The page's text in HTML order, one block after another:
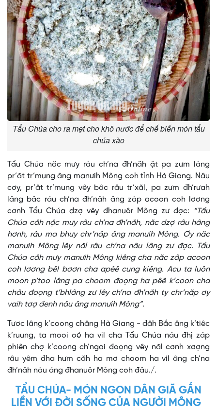
Tẩu Chúa cho ra mẹt cho khô nước để chế biến món tẩu
chúa xào
Tẩu Chúa năc mưy râu ch’na đh’năh ặt pa zưm lâng
pr’ăt tr’mung âng manưih Mông coh tỉnh Hà Giang. Nâu
cơy, pr’ăt tr’mung vêy bâc râu tr’xăl, pa zưm đh’rưah
lâng bâc râu ch’na đh’năh âng zâp acoon coh lơơng
cơnh Tẩu Chúa dzợ vêy đhanuôr Mông zư đợc:
“Tẩu
Chúa căh nặc mưy râu ch’na đh’năh, năc dzợ râu hâng
hơnh, râu ma bhưy chr’năp âng manưih Mông. Ơy năc
manưih Mông lêy năl râu ch’na nâu lâng zư đợc. Tẩu
Chúa căh mưy manưih Mông kiêng cha năc zâp acoon
coh lơơng bêl bơơn cha apêê cung kiêng. Acu ta luôn
moon p’too lâng pa choom đoọng ha pêê k’coon cha
châu đoọng t’bhlâng zư lêy ch’na đh’năh ty chr’năp ơy
vaih tơợ đenh nâu âng manưih Mông”.
Tươc lâng k’coong chăng Hà Giang - đăh Bắc âng k’tiêc
k’ruung, ta mooi oó ha vil cha Tẩu Chúa nâu đhị zâp
phiên chợ k’coong ch’ngai đoọng vêy năl cơnh xơợng
râu yêm đha hưm căh ha mơ choom ha vil âng ch’na
đh’năh nâu âng đhanuôr Mông coh đâu./.
TẨU CHÚA- MÓN NGON DÂN GIÃ GẮN
LIỀN VỚI ĐỜI SỐNG CỦA NGƯỜI MÔNG